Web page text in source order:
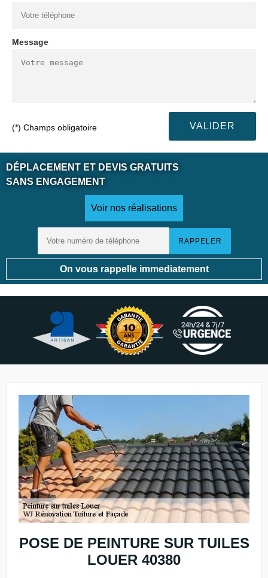
Message
(*) Champs obligatoire
DÉPLACEMENT ET DEVIS GRATUITS
SANS ENGAGEMENT
Voir nos réalisations
On vous rappelle immediatement
POSE DE PEINTURE SUR TUILES
LOUER 40380